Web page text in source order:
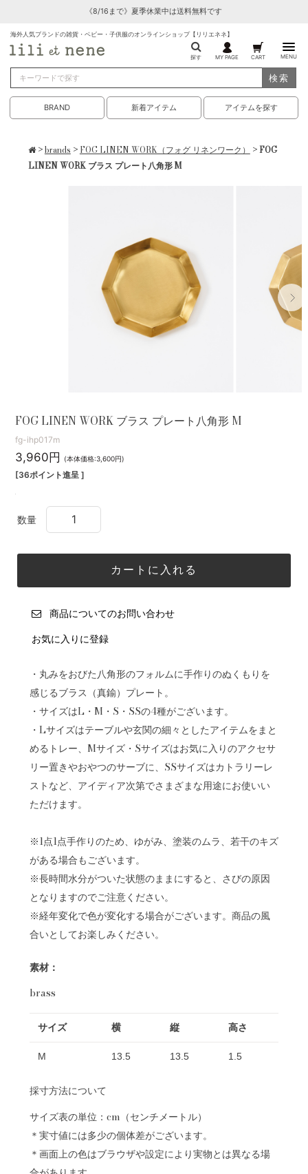
《8/16まで》夏季休業中は送料無料です
海外人気ブランドの雑貨・ベビー・子供服のオンラインショップ【リリエネネ】
探す MY PAGE CART MENU
検索
BRAND 新着アイテム アイテムを探す
>brands > FOG LINEN WORK（フォグ リネンワーク） > FOG
LINEN WORK ブラス プレート八角形 M
FOG LINEN WORK ブラス プレート八角形 M
fg-ihp017m
3,960円 (本体価格:3,600円)
[36ポイント進呈 ]
数量
商品についてのお問い合わせ
お気に入りに登録
・丸みをおびた八角形のフォルムに手作りのぬくもりを
感じるブラス（真鍮）プレート。
・サイズはL・M・S・SSの4種がございます。
・Lサイズはテーブルや玄関の細々としたアイテムをまと
めるトレー、Mサイズ・Sサイズはお気に入りのアクセサ
リー置きやおやつのサーブに、SSサイズはカトラリーレ
ストなど、アイディア次第でさまざまな用途にお使いい
ただけます。
※1点1点手作りのため、ゆがみ、塗装のムラ、若干のキズ
がある場合もございます。
※長時間水分がついた状態のままにすると、さびの原因
となりますのでご注意ください。
※経年変化で色が変化する場合がございます。商品の風
合いとしてお楽しみください。
素材：
brass
サイズ 横 縦 高さ
M 13.5 13.5 1.5
採寸方法について
サイズ表の単位：cm（センチメートル）
＊実寸値には多少の個体差がございます。
＊画面上の色はブラウザや設定により実物とは異なる場